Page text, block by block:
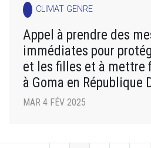
CLIMAT GENRE
Appel à prendre des
immédiates pour
et les filles et à mettre
à Goma en République
Congo
MAR 4 FÉV 2025